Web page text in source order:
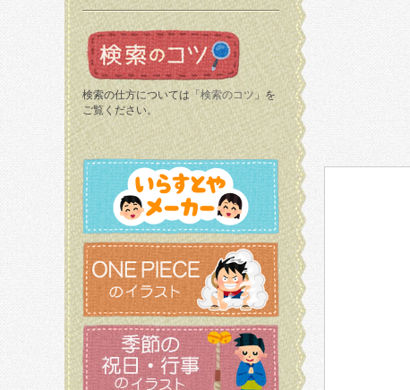
検索の仕方については「 検索のコツ 」を
ご覧ください。